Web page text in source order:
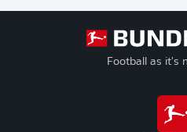
Football as it's